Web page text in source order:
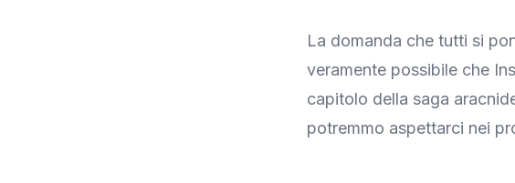
La domanda che tutti si
veramente possibile che
capitolo della saga
potremmo aspettarci nei